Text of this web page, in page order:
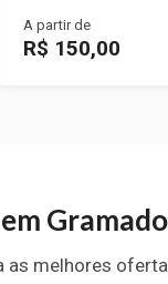
A partir de
R$ 150,00
as melhores